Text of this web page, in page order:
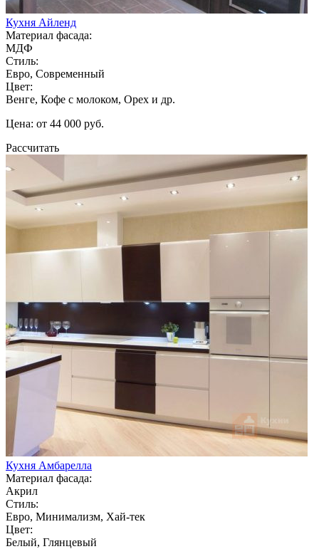
Кухня Айленд
Материал фасада:
МДФ
Стиль:
Евро, Современный
Цвет:
Венге, Кофе с молоком, Орех и др.
Цена: от 44 000 руб.
Рассчитать
Кухня Амбарелла
Материал фасада:
Акрил
Стиль:
Евро, Минимализм, Хай-тек
Цвет:
Белый, Глянцевый